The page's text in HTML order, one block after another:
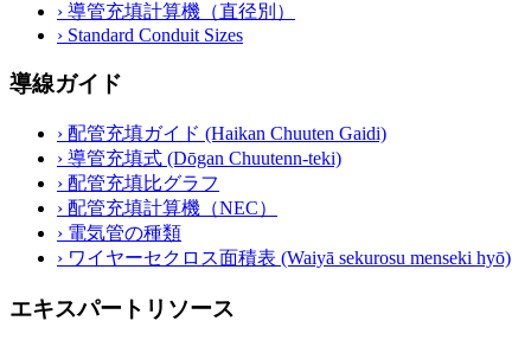
› 導管充填計算機（直径別）
› Standard Conduit Sizes
導線ガイド
› 配管充填ガイド (Haikan Chuuten Gaidi)
› 導管充填式 (Dōgan Chuutenn-teki)
› 配管充填比グラフ
› 配管充填計算機（NEC）
› 電気管の種類
› ワイヤーセクロス面積表 (Waiyā sekurosu menseki hyō)
エキスパートリソース